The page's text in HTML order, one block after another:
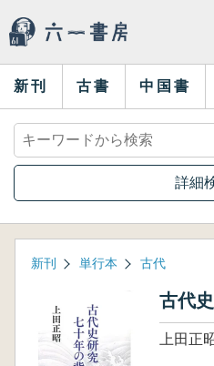
新刊 古書 中国書
詳細
新刊 単行本 古代
古代
上田正